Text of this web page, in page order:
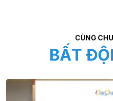
CÙNG
BẤT